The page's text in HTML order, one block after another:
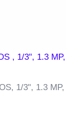
, 1/3", 1.3 MP,
1/3", 1.3 MP,